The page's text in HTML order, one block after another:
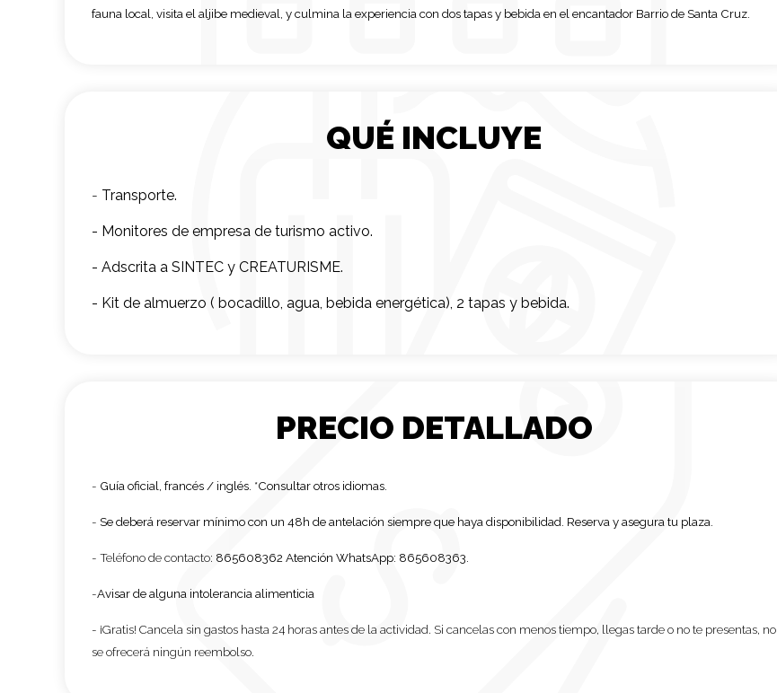
fauna local, visita el aljibe medieval, y culmina la experiencia con dos tapas y bebida en el encantador Barrio de Santa Cruz.
QUÉ INCLUYE
- Transporte.
- Monitores de empresa de turismo activo.
- Adscrita a SINTEC y CREATURISME.
- Kit de almuerzo ( bocadillo, agua, bebida energética), 2 tapas y bebida.
PRECIO DETALLADO
- Guía oficial, francés / inglés. *Consultar otros idiomas.
- Se deberá reservar mínimo con un 48h de antelación siempre que haya disponibilidad. Reserva y asegura tu plaza.
- Teléfono de contacto: 865608362 Atención WhatsApp: 865608363.
-Avisar de alguna intolerancia alimenticia
- ¡Gratis! Cancela sin gastos hasta 24 horas antes de la actividad. Si cancelas con menos tiempo, llegas tarde o no te presentas, no
se ofrecerá ningún reembolso.